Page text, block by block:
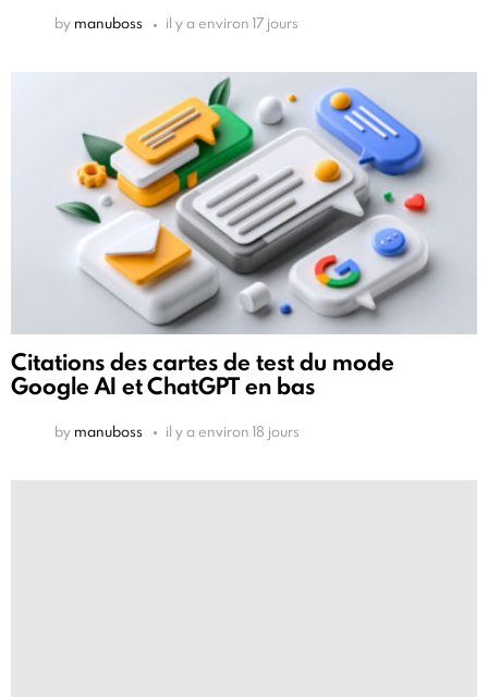
by manuboss il y a environ 17 jours
Citations des cartes de test du mode
Google AI et ChatGPT en bas
by manuboss il y a environ 18 jours